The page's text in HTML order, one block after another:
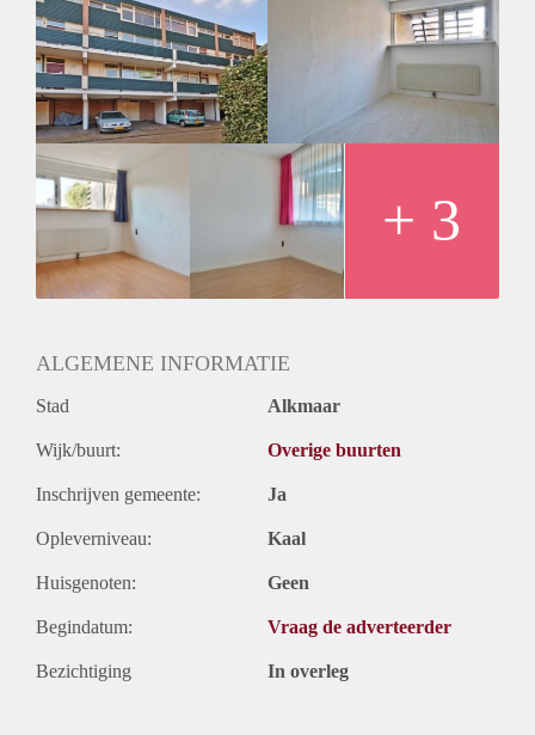
Niet mogelijk
Inkomen eis
3,1 X Maandhuur Bruto
Huurtermijn
Onbepaalde termijn
Oplevering
Kaal
+ 3
ALGEMENE INFORMATIE
Stad Alkmaar
Wijk/buurt: Overige buurten
Inschrijven gemeente: Ja
Opleverniveau: Kaal
Huisgenoten: Geen
Begindatum: Vraag de adverteerder
Bezichtiging In overleg